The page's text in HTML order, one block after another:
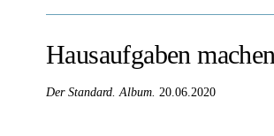
Hausaufgaben
Der Standard. Album. 20.06.2020